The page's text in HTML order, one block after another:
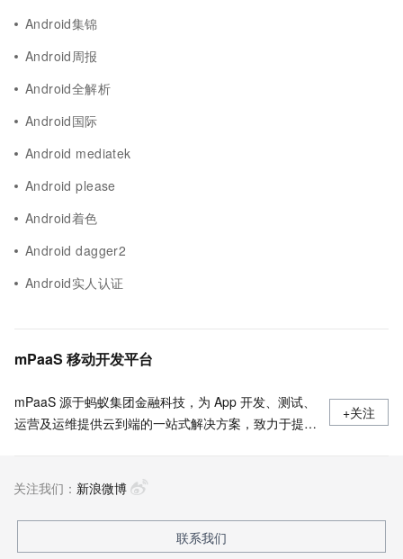
Android集锦
Android周报
Android全解析
Android国际
Android mediatek
Android please
Android着色
Android dagger2
Android实人认证
mPaaS 移动开发平台
mPaaS 源于蚂蚁集团金融科技，为 App 开发、测试、
运营及运维提供云到端的一站式解决方案，致力于提供
https://www.aliyun.com/product/mobilepaas/mpaas
+关注
关注我们： 新浪微博
联系我们